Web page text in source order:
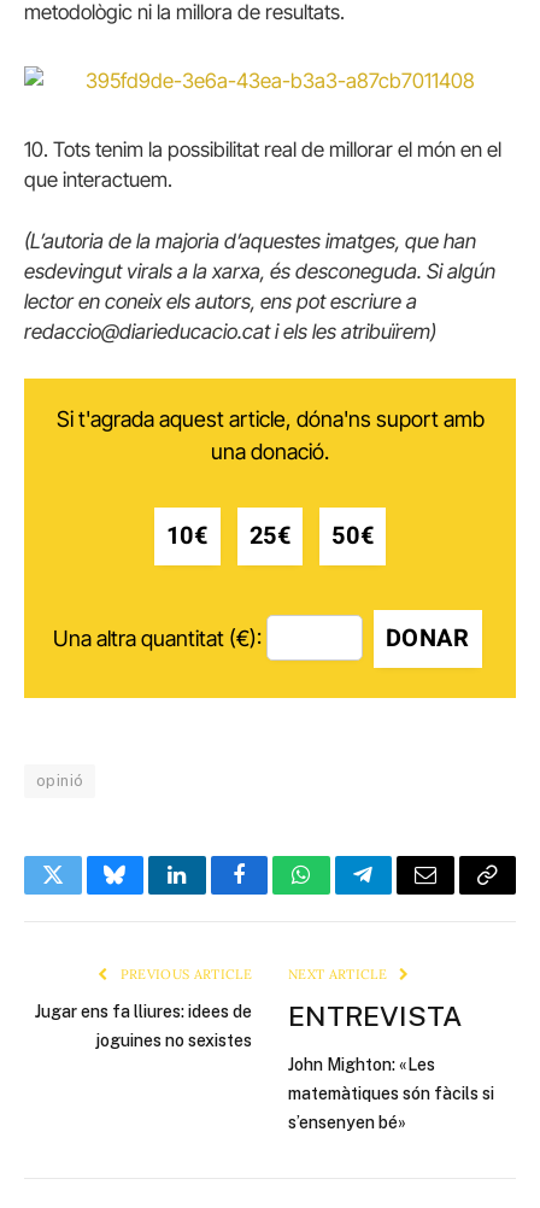
metodològic ni la millora de resultats.
10. Tots tenim la possibilitat real de millorar el món en el
que interactuem.
(L’autoria de la majoria d’aquestes imatges, que han
esdevingut virals a la xarxa, és desconeguda. Si algún
lector en coneix els autors, ens pot escriure a
redaccio@diarieducacio.cat i els les atribuïrem)
Si t'agrada aquest article, dóna'ns suport amb
una donació.
10€ 25€ 50€
Una altra quantitat (€): DONAR
opinió
TwitterBlueskyLinkedInFacebookWhatsAppTelegramEmail Copy
PREVIOUS ARTICLE
Jugar ens fa lliures: idees de
joguines no sexistes
NEXT ARTICLE
ENTREVISTA
John Mighton: «Les
matemàtiques són fàcils si
s’ensenyen bé»